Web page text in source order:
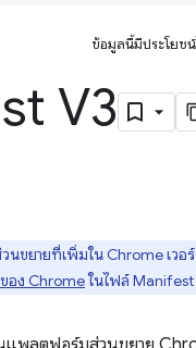
ข้อมูลนี้มีประโยช
V3
ขยายที่เพิ่มใน Chrome เวอ
อง Chromeในไฟล์ Manifest